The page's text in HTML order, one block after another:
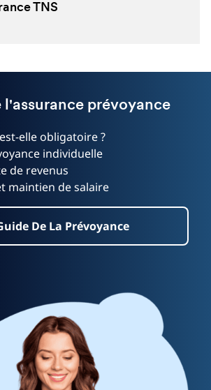
TNS
l'assurance prévoyance
elle obligatoire ?
individuelle
de revenus
maintien de salaire
De La Prévoyance